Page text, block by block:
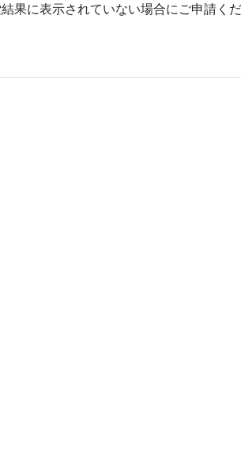
果に表示されていない場合にご申請く